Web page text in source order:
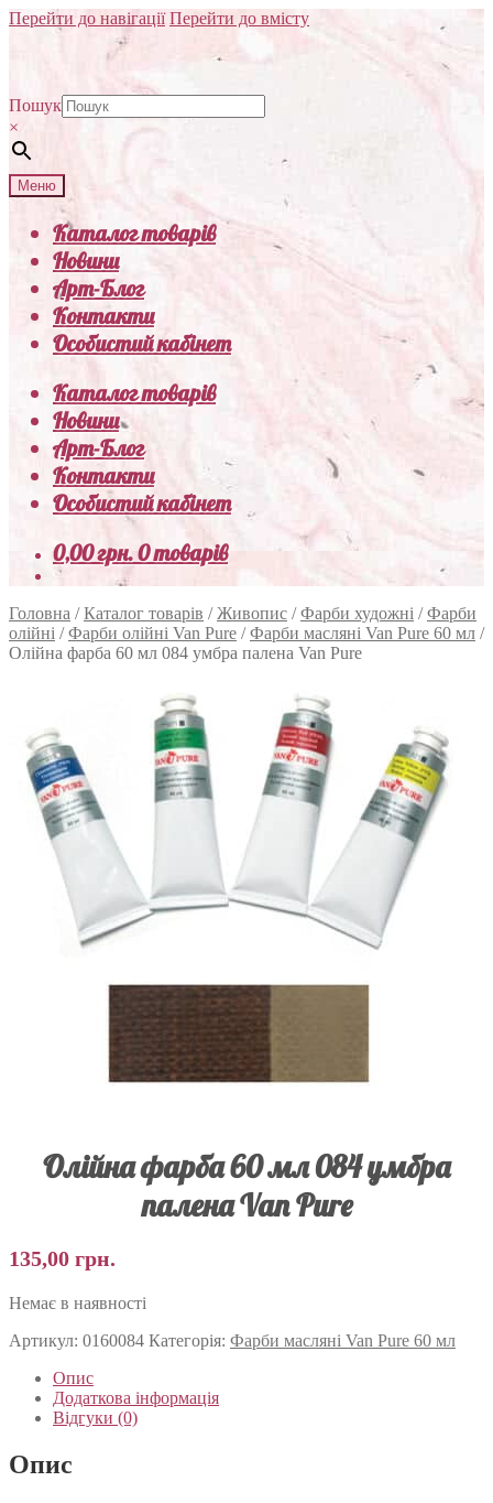
Перейти до навігації Перейти до вмісту
Пошук
×
Меню
Каталог товарів
Новини
Арт-Блог
Контакти
Особистий кабінет
Каталог товарів
Новини
Арт-Блог
Контакти
Особистий кабінет
0,00грн.0 товарів
Головна /Каталог товарів /Живопис /Фарби художні /Фарби
олійні /Фарби олійні Van Pure /Фарби масляні Van Pure 60 мл /
Олійна фарба 60 мл 084 умбра палена Van Pure
Олійна фарба 60 мл 084 умбра
палена Van Pure
135,00 грн.
Немає в наявності
Артикул: 0160084 Категорія: Фарби масляні Van Pure 60 мл
Опис
Додаткова інформація
Відгуки (0)
Опис